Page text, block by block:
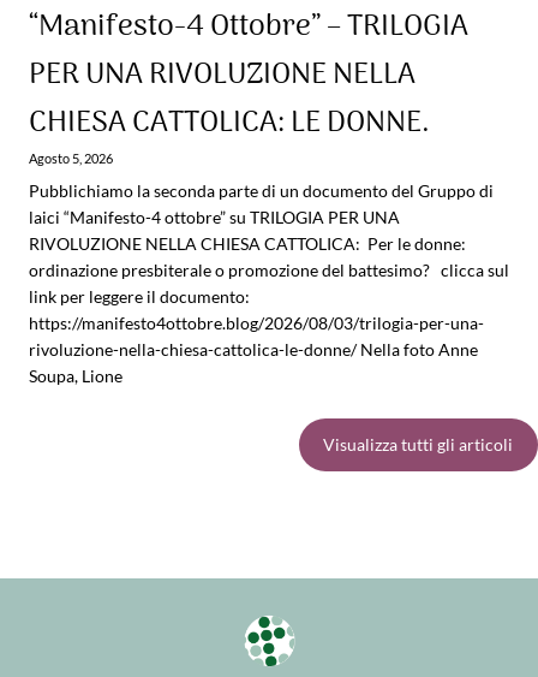
“Manifesto-4 Ottobre” – TRILOGIA
PER UNA RIVOLUZIONE NELLA
CHIESA CATTOLICA: LE DONNE.
Agosto 5, 2026
Pubblichiamo la seconda parte di un documento del Gruppo di
laici “Manifesto-4 ottobre” su TRILOGIA PER UNA
RIVOLUZIONE NELLA CHIESA CATTOLICA: Per le donne:
ordinazione presbiterale o promozione del battesimo? clicca sul
link per leggere il documento:
https://manifesto4ottobre.blog/2026/08/03/trilogia-per-una-
rivoluzione-nella-chiesa-cattolica-le-donne/ Nella foto Anne
Soupa, Lione
Visualizza tutti gli articoli